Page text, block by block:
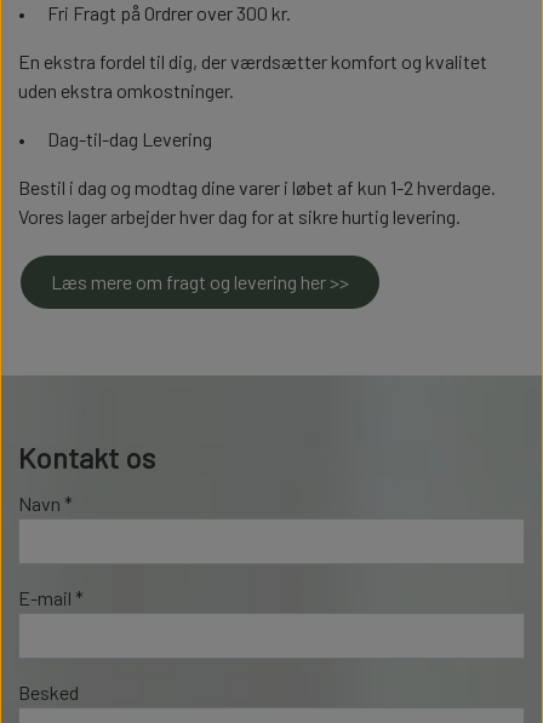
• Fri Fragt på Ordrer over 300 kr.
En ekstra fordel til dig, der værdsætter komfort og kvalitet
uden ekstra omkostninger.
• Dag-til-dag Levering
Bestil i dag og modtag dine varer i løbet af kun 1-2 hverdage.
Vores lager arbejder hver dag for at sikre hurtig levering.
Læs mere om fragt og levering her >>
Kontakt os
Navn *
E-mail *
Besked